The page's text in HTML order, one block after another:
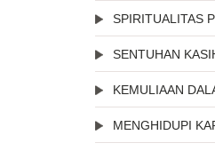
SPIRITUALITAS
SENTUHAN
KEMULIAAN
MENGHIDUPI